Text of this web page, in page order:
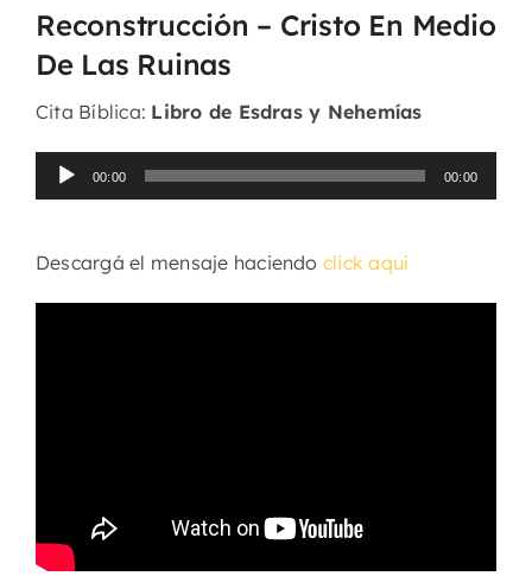
Reconstrucción – Cristo En Medio
De Las Ruinas
Cita Bíblica: Libro de Esdras y Nehemías
Reproductor
de
00:00 00:00
Descargá el mensaje haciendo click aquí